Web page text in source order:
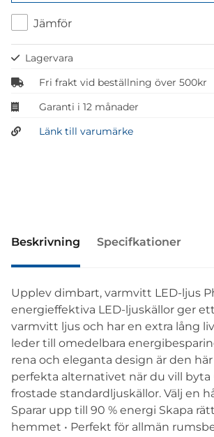
Jämför
Lagervara
Fri frakt vid beställning över 500kr
Garanti i 12 månader
Länk till varumärke
Beskrivning Specifkationer
Upplev dimbart, varmvitt LED-ljus
energieffektiva LED-ljuskällor ger
varmvitt ljus och har en extra lång
leder till omedelbara
rena och eleganta design är den
perfekta alternativet när du vill byta
frostade standardljuskällor. Välj en
Sparar upp till 90 % energi Skapa
hemmet • Perfekt för allmän